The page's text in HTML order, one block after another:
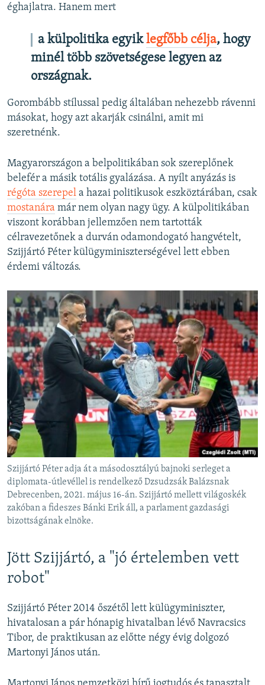
éghajlatra. Hanem mert
a külpolitika egyiklegfőbb célja, hogy
minél több szövetségese legyen az
országnak.
Gorombább stílussal pedig általában nehezebb rávenni
másokat, hogy azt akarják csinálni, amit mi
szeretnénk.
Magyarországon a belpolitikában sok szereplőnek
belefér a másik totális gyalázása. A nyílt anyázás is
régóta szerepel a hazai politikusok eszköztárában, csak
mostanára már nem olyan nagy ügy. A külpolitikában
viszont korábban jellemzően nem tartották
célravezetőnek a durván odamondogató hangvételt,
Szijjártó Péter külügyminiszterségével lett ebben
érdemi változás.
Szijjártó Péter adja át a másodosztályú bajnoki serleget a
diplomata-útlevéllel is rendelkező Dzsudzsák Balázsnak
Debrecenben, 2021. május 16-án. Szijjártó mellett világoskék
zakóban a fideszes Bánki Erik áll, a parlament gazdasági
bizottságának elnöke.
Jött Szijjártó, a "jó értelemben vett
robot"
Szijjártó Péter 2014 őszétől lett külügyminiszter,
hivatalosan a pár hónapig hivatalban lévő Navracsics
Tibor, de praktikusan az előtte négy évig dolgozó
Martonyi János után.